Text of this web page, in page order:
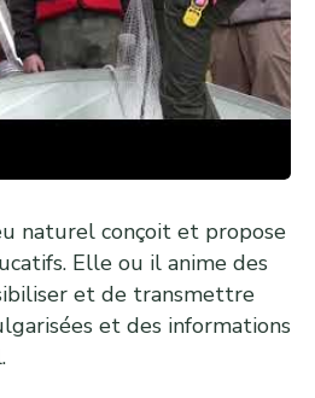
naturel conçoit et propose
Elle ou il anime des
et de transmettre
et des informations